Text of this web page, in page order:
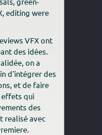
editing were
VFX ont
des idées.
on a
d'intégrer des
et de faire
qui
des
realisé avec